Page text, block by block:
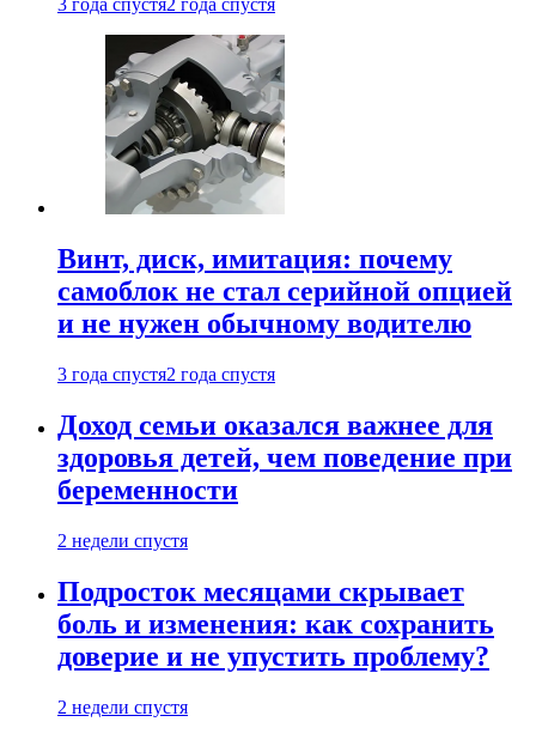
3 года спустя2 года спустя
Винт, диск, имитация: почему
самоблок не стал серийной опцией
и не нужен обычному водителю
3 года спустя2 года спустя
Доход семьи оказался важнее для
здоровья детей, чем поведение при
беременности
2 недели спустя
Подросток месяцами скрывает
боль и изменения: как сохранить
доверие и не упустить проблему?
2 недели спустя